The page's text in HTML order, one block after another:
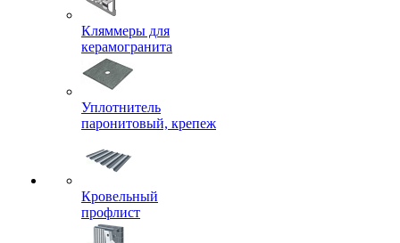
Кляммеры для
керамогранита
Уплотнитель
паронитовый, крепеж
Кровельный
профлист